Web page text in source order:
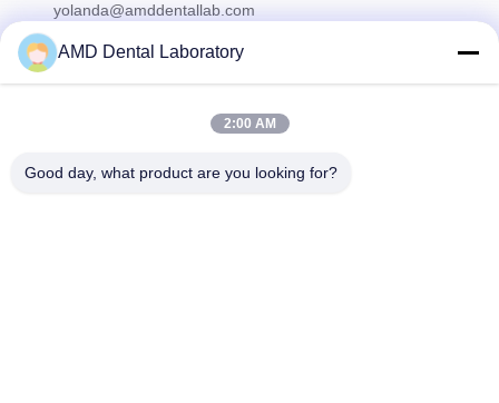
yolanda@amddentallab.com
Abonnieren Sie unseren Newsletter für Rabatte und mehr.
AMD Dental Laboratory
2:00 AM
Good day, what product are you looking for?